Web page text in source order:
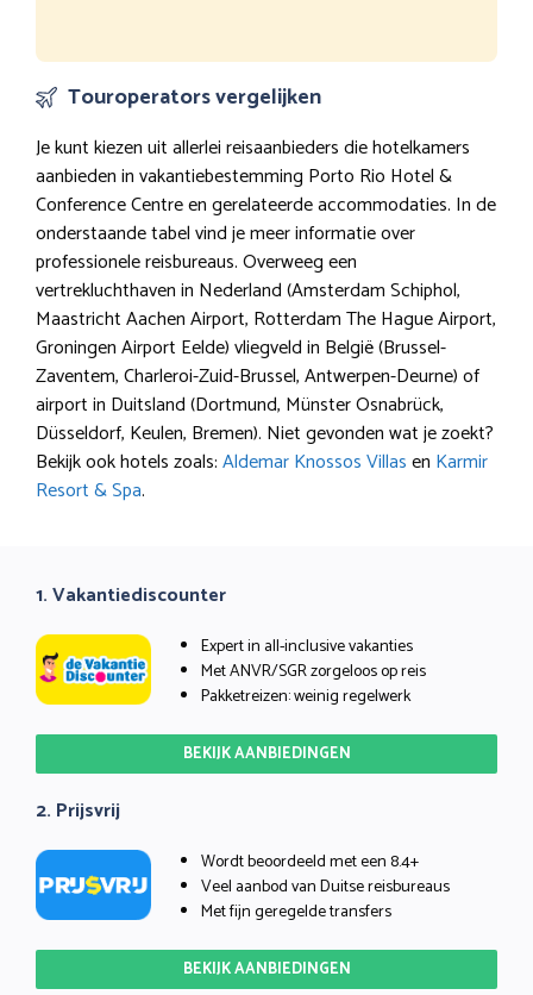
Touroperators vergelijken
Je kunt kiezen uit allerlei reisaanbieders die hotelkamers
aanbieden in vakantiebestemming Porto Rio Hotel &
Conference Centre en gerelateerde accommodaties. In de
onderstaande tabel vind je meer informatie over
professionele reisbureaus. Overweeg een
vertrekluchthaven in Nederland (Amsterdam Schiphol,
Maastricht Aachen Airport, Rotterdam The Hague Airport,
Groningen Airport Eelde) vliegveld in België (Brussel-
Zaventem, Charleroi-Zuid-Brussel, Antwerpen-Deurne) of
airport in Duitsland (Dortmund, Münster Osnabrück,
Düsseldorf, Keulen, Bremen). Niet gevonden wat je zoekt?
Bekijk ook hotels zoals:Aldemar Knossos Villasen Karmir
Resort & Spa.
1. Vakantiediscounter
Expert in all-inclusive vakanties
Met ANVR/SGR zorgeloos op reis
Pakketreizen: weinig regelwerk
BEKIJK AANBIEDINGEN
2. Prijsvrij
Wordt beoordeeld met een 8.4+
Veel aanbod van Duitse reisbureaus
Met fijn geregelde transfers
BEKIJK AANBIEDINGEN